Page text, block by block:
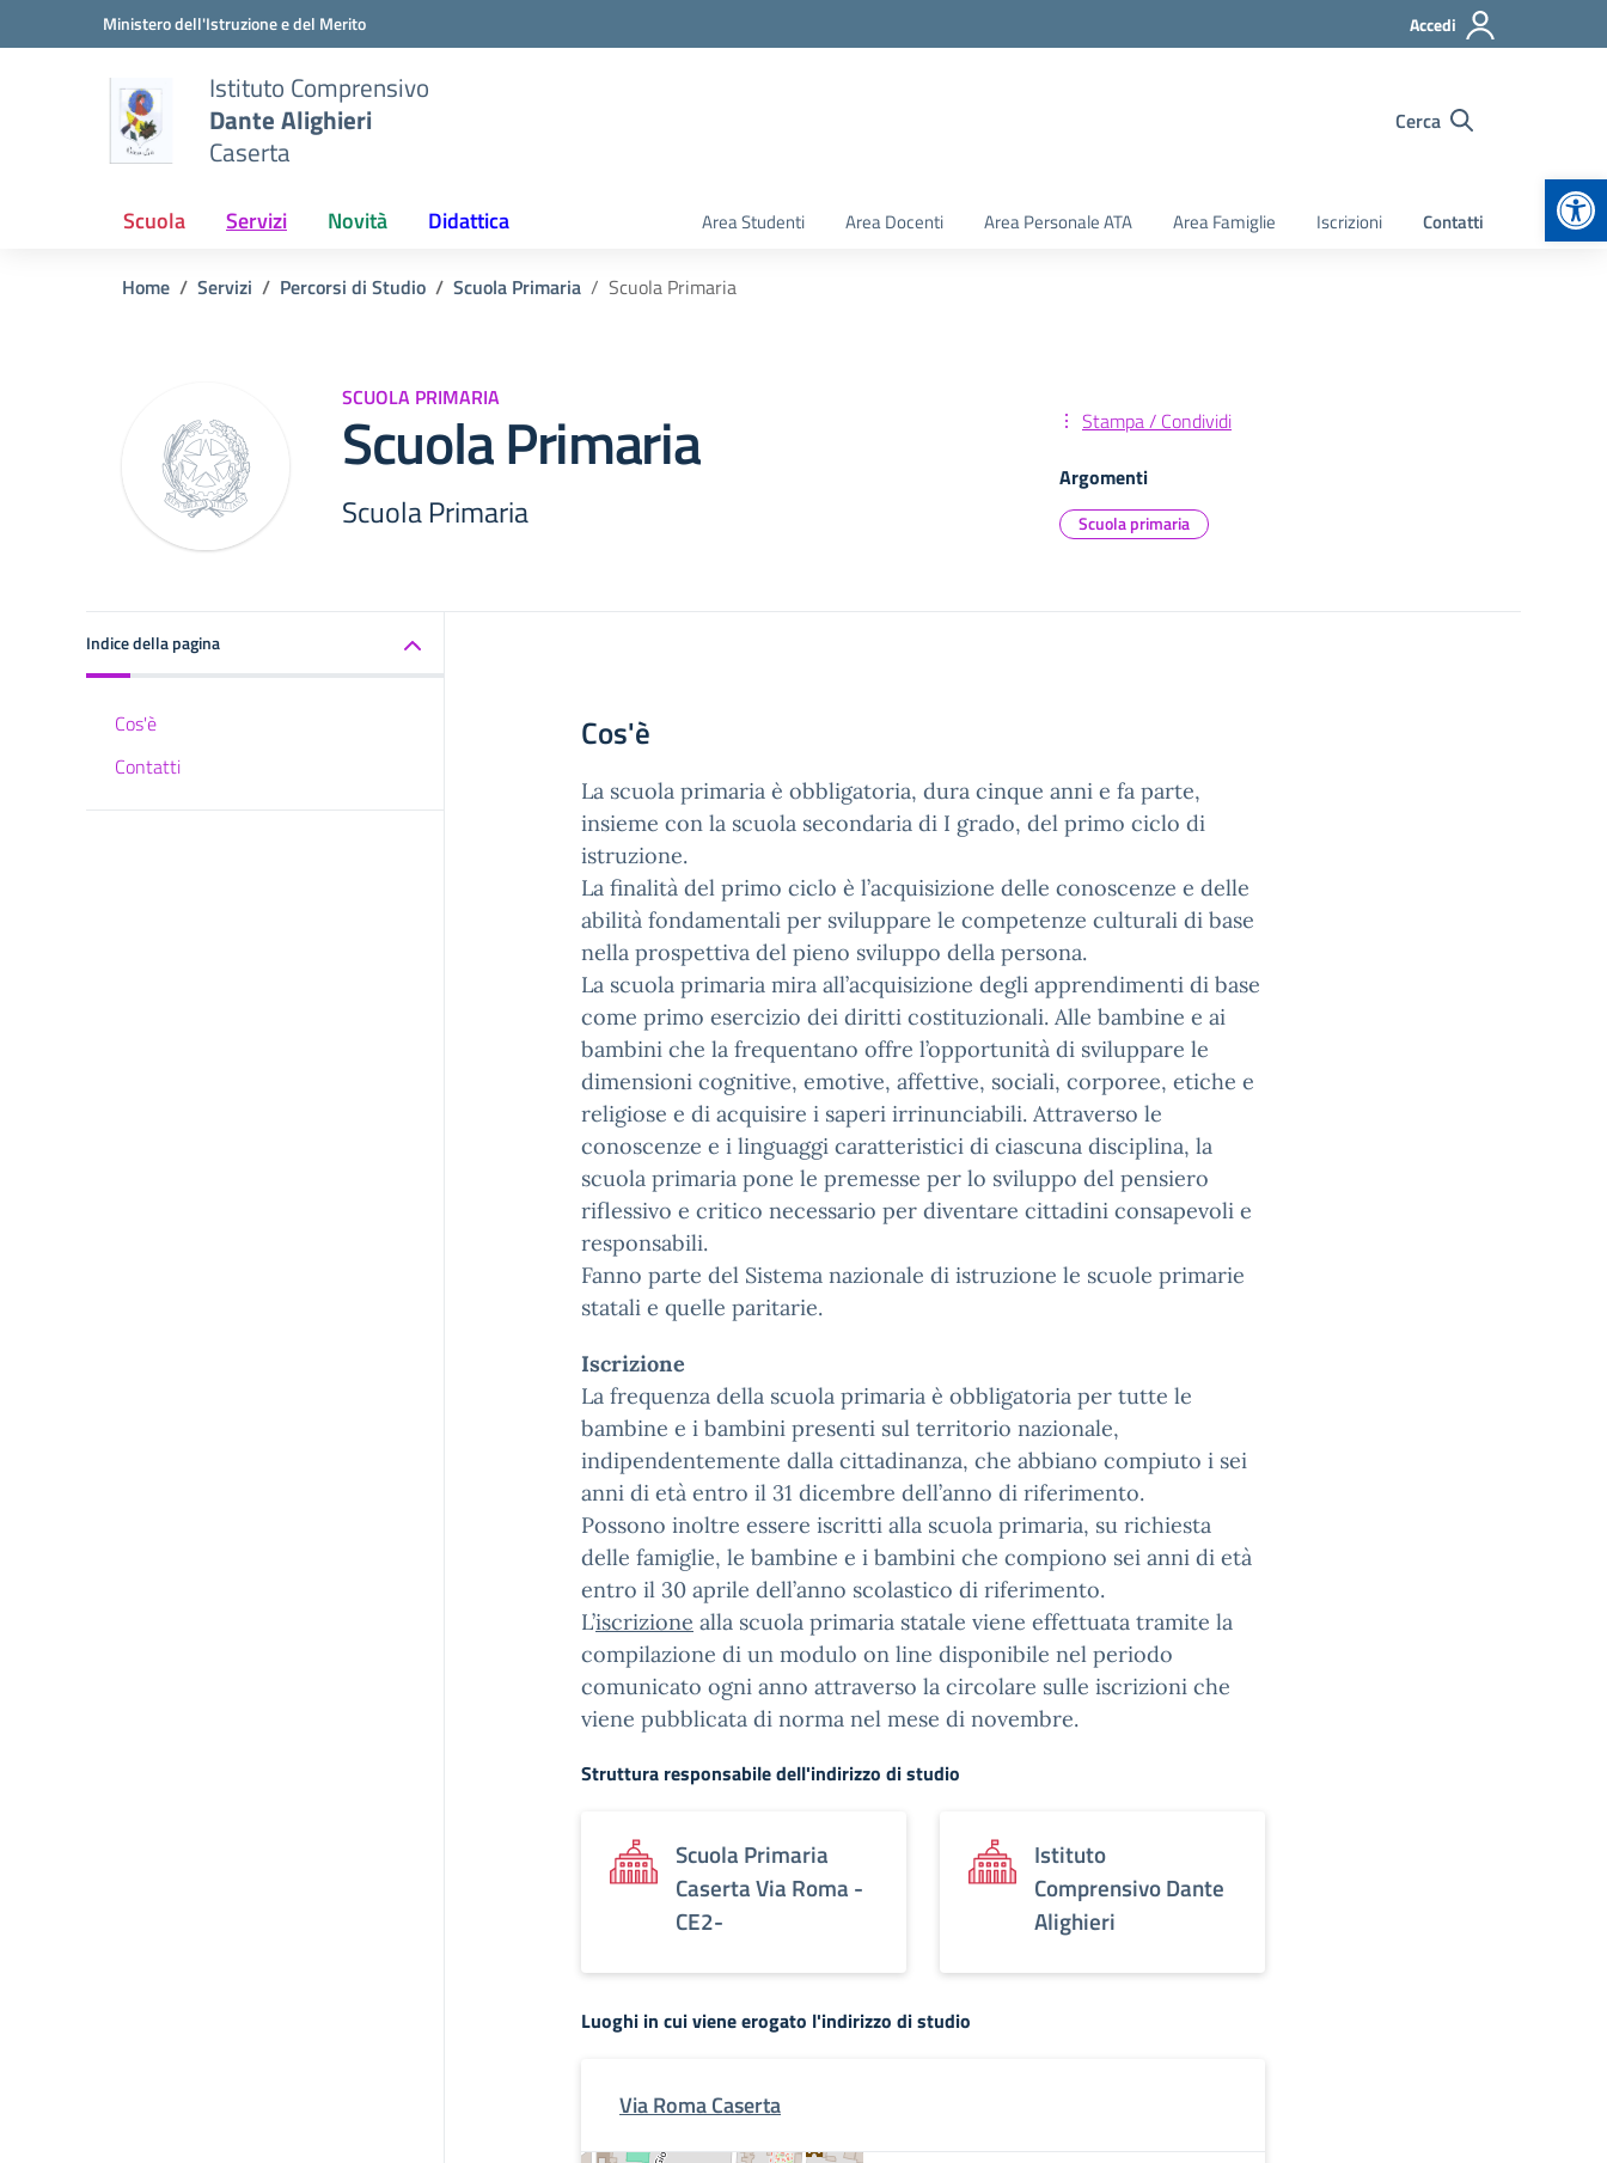
Vai ai contenuti
Vai al menu di navigazioneMinistero dell'Istruzione e del Merito Accedi
Istituto Comprensivo
Dante Alighieri
Caserta
Cerca
Scuola Servizi Novità Didattica Area Studenti Area Docenti Area Personale ATA Area Famiglie Iscrizioni Contatti
Home Servizi Percorsi di Studio Scuola Primaria Scuola Primaria
SCUOLA PRIMARIA
Scuola Primaria
Scuola Primaria
Stampa / Condividi
Argomenti
Scuola primaria
Indice della pagina
Cos'è
Contatti
Cos'è
La scuola primaria è obbligatoria, dura cinque anni e fa parte,
insieme con la scuola secondaria di I grado, del primo ciclo di
istruzione.
La finalità del primo ciclo è l’acquisizione delle conoscenze e delle
abilità fondamentali per sviluppare le competenze culturali di base
nella prospettiva del pieno sviluppo della persona.
La scuola primaria mira all’acquisizione degli apprendimenti di base
come primo esercizio dei diritti costituzionali. Alle bambine e ai
bambini che la frequentano offre l’opportunità di sviluppare le
dimensioni cognitive, emotive, affettive, sociali, corporee, etiche e
religiose e di acquisire i saperi irrinunciabili. Attraverso le
conoscenze e i linguaggi caratteristici di ciascuna disciplina, la
scuola primaria pone le premesse per lo sviluppo del pensiero
riflessivo e critico necessario per diventare cittadini consapevoli e
responsabili.
Fanno parte del Sistema nazionale di istruzione le scuole primarie
statali e quelle paritarie.
Iscrizione
La frequenza della scuola primaria è obbligatoria per tutte le
bambine e i bambini presenti sul territorio nazionale,
indipendentemente dalla cittadinanza, che abbiano compiuto i sei
anni di età entro il 31 dicembre dell’anno di riferimento.
Possono inoltre essere iscritti alla scuola primaria, su richiesta
delle famiglie, le bambine e i bambini che compiono sei anni di età
entro il 30 aprile dell’anno scolastico di riferimento.
L’iscrizione alla scuola primaria statale viene effettuata tramite la
compilazione di un modulo on line disponibile nel periodo
comunicato ogni anno attraverso la circolare sulle iscrizioni che
viene pubblicata di norma nel mese di novembre.
Struttura responsabile dell'indirizzo di studio
Scuola Primaria
Caserta Via Roma -
CE2-
Istituto
Comprensivo Dante
Alighieri
Luoghi in cui viene erogato l'indirizzo di studio
Via Roma Caserta